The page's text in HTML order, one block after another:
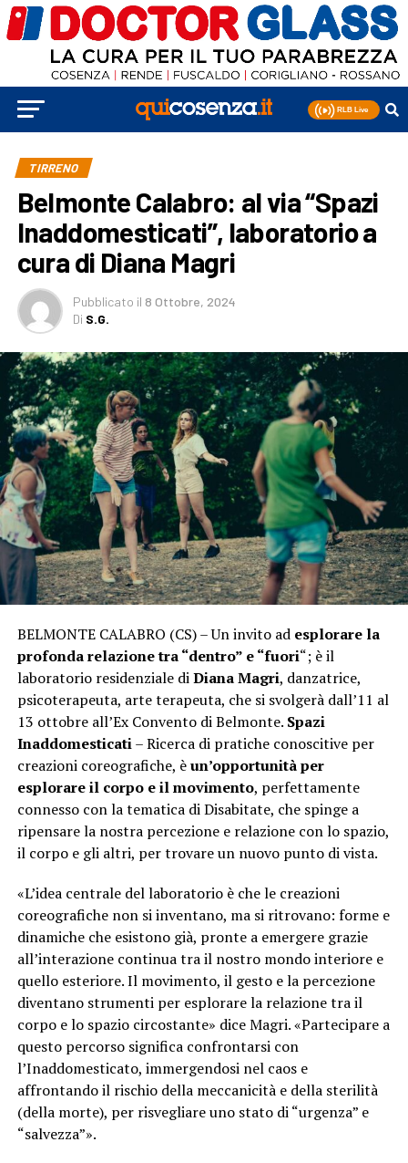
TIRRENO
Belmonte Calabro: al via “Spazi
Inaddomesticati”, laboratorio a
cura di Diana Magri
Pubblicato il 8 Ottobre, 2024
Di S.G.
BELMONTE CALABRO (CS) – Un invito ad esplorare la
profonda relazione tra “dentro” e “fuori“; è il
laboratorio residenziale diDiana Magri, danzatrice,
psicoterapeuta, arte terapeuta, che si svolgerà dall’11 al
13 ottobre all’Ex Convento di Belmonte. Spazi
Inaddomesticati– Ricerca di pratiche conoscitive per
creazioni coreografiche, èun’opportunità per
esplorare il corpo e il movimento, perfettamente
connesso con la tematica di Disabitate, che spinge a
ripensare la nostra percezione e relazione con lo spazio,
il corpo e gli altri, per trovare un nuovo punto di vista.
«L’idea centrale del laboratorio è che le creazioni
coreografiche non si inventano, ma si ritrovano: forme e
dinamiche che esistono già, pronte a emergere grazie
all’interazione continua tra il nostro mondo interiore e
quello esteriore. Il movimento, il gesto e la percezione
diventano strumenti per esplorare la relazione tra il
corpo e lo spazio circostante» dice Magri. «Partecipare a
questo percorso significa confrontarsi con
l’Inaddomesticato, immergendosi nel caos e
affrontando il rischio della meccanicità e della sterilità
(della morte), per risvegliare uno stato di “urgenza” e
“salvezza”».